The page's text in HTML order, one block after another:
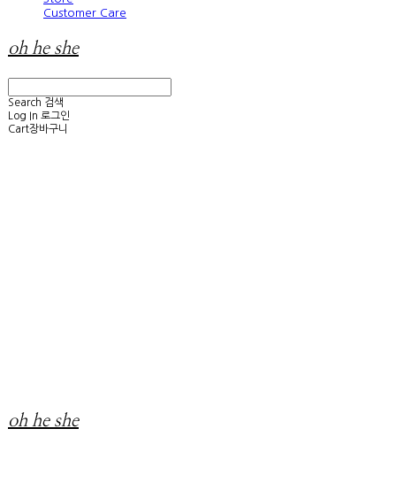
Customer Care
oh he she
Search 검색
Log In 로그인
Cart장바구니
oh he she